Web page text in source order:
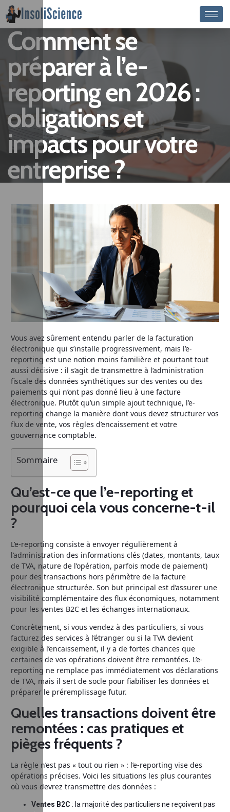
Comment se
préparer à l’e-
reporting en 2026 :
obligations et
impacts pour votre
entreprise ?
Vous avez sûrement entendu parler de la facturation
électronique qui s’installe progressivement, mais l’e-
reporting est une notion moins familière et pourtant tout
aussi décisive : il s’agit de transmettre à l’administration
fiscale des données synthétiques sur des ventes ou des
paiements qui n’ont pas donné lieu à une facture
électronique. Plutôt qu’un simple ajout technique, l’e-
reporting change la manière dont vous devez structurer vos
flux de vente, vos règles d’encaissement et votre
gouvernance comptable.
Sommaire
Qu’est-ce que l’e-reporting et
pourquoi cela vous concerne-t-il
?
L’e-reporting consiste à envoyer régulièrement à
l’administration des informations clés (dates, montants, taux
de TVA, nature de l’opération, parfois mode de paiement)
pour des transactions hors périmètre de la facture
électronique structurée. Son but principal est d’assurer une
visibilité complémentaire des flux économiques, notamment
pour les ventes B2C et les échanges internationaux.
Concrètement, si vous vendez à des particuliers, si vous
facturez des services à l’étranger ou si la TVA devient
exigible à l’encaissement, il y a de fortes chances que
certaines de vos opérations doivent être remontées. L’e-
reporting ne remplace pas immédiatement vos déclarations
de TVA, mais il sert de socle pour fiabiliser les données et
préparer le préremplissage futur.
Quelles transactions doivent être
remontées : cas pratiques et
pièges fréquents ?
La règle n’est pas « tout ou rien » : l’e-reporting vise des
opérations précises. Voici les situations les plus courantes
où vous devrez transmettre des données :
Ventes B2C : la majorité des particuliers ne reçoivent pas